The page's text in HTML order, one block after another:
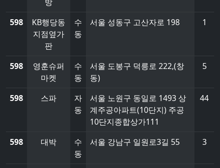
598
KB행당동
지점옆가
판
수
동
서울 성동구 고산자로 198 1
598
영훈슈퍼
마켓
수
동
서울 도봉구 덕릉로 222,(창
동)
5
598 스파
자
동
서울 노원구 동일로 1493 상
계주공아파트(10단지) 주공
10단지종합상가111
44
598 대박
수
동
서울 강남구 일원로3길 55 3